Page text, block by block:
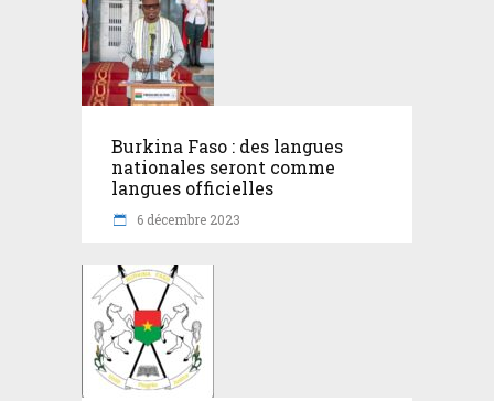
Burkina Faso : des langues
nationales seront comme
langues officielles
6 décembre 2023